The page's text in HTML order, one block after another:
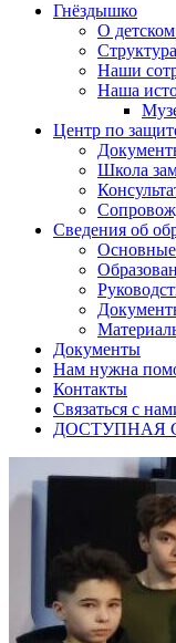
Гнёздышко
О
Наши
Наша
Центр по
Школа
Сведения об
Основные
Документы
Нам нужна
Контакты
Связаться с
ДОСТУПНАЯ